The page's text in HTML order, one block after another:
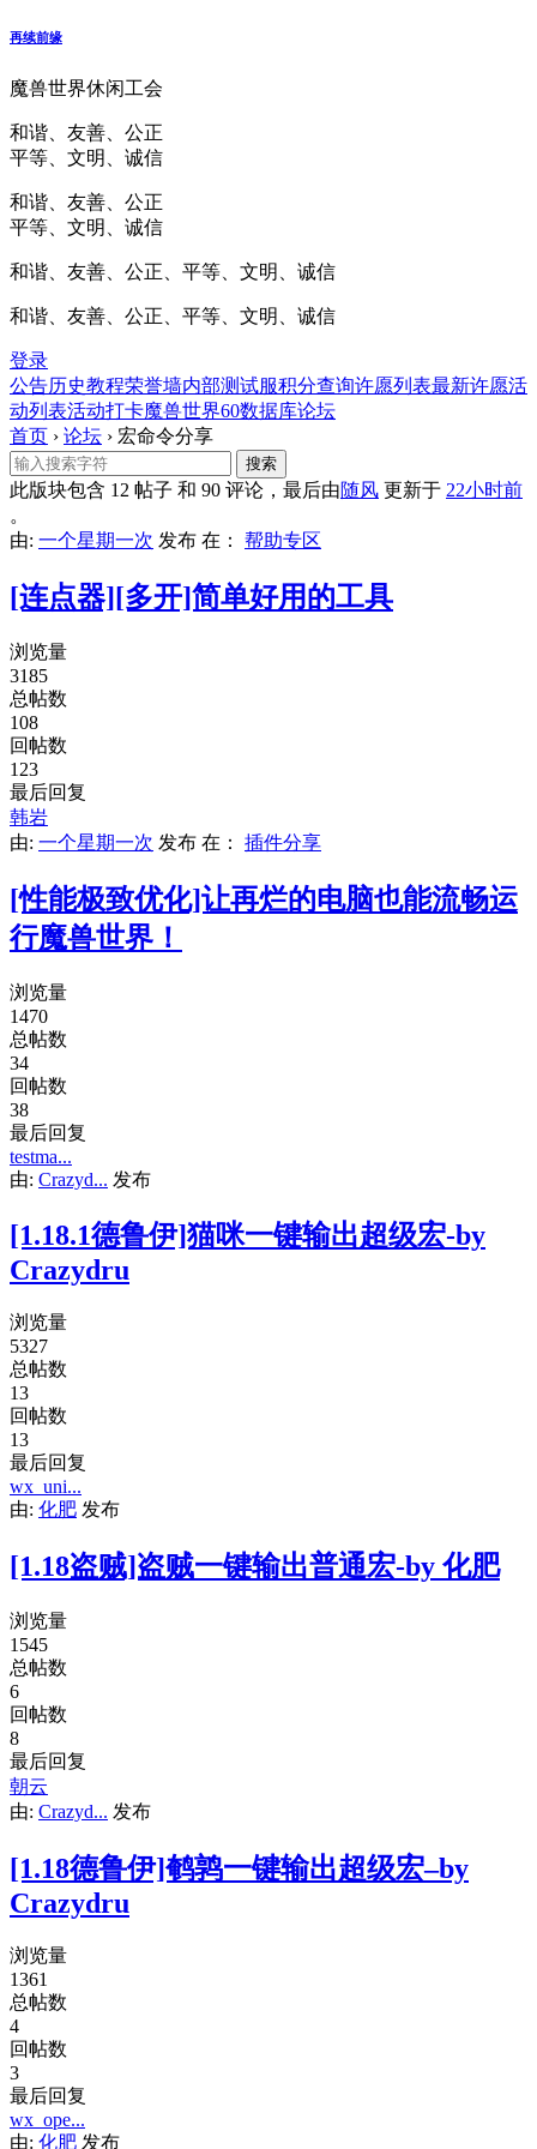
再续前缘
魔兽世界休闲工会
和谐、友善、公正
平等、文明、诚信
和谐、友善、公正
平等、文明、诚信
和谐、友善、公正、平等、文明、诚信
和谐、友善、公正、平等、文明、诚信
登录
公告历史教程荣誉墙内部测试服积分查询许愿列表最新许愿活
动列表活动打卡魔兽世界60数据库论坛
首页 › 论坛 › 宏命令分享
此版块包含 12 帖子 和 90 评论，最后由随风 更新于 22小时前
。
由: 一个星期一次 发布 在： 帮助专区
[连点器][多开]简单好用的工具
浏览量
3185
总帖数
108
回帖数
123
最后回复
韩岩
由: 一个星期一次 发布 在： 插件分享
[性能极致优化]让再烂的电脑也能流畅运
行魔兽世界！
浏览量
1470
总帖数
34
回帖数
38
最后回复
testma...
由: Crazyd... 发布
[1.18.1德鲁伊]猫咪一键输出超级宏-by
Crazydru
浏览量
5327
总帖数
13
回帖数
13
最后回复
wx_uni...
由: 化肥 发布
[1.18盗贼]盗贼一键输出普通宏-by 化肥
浏览量
1545
总帖数
6
回帖数
8
最后回复
朝云
由: Crazyd... 发布
[1.18德鲁伊]鹌鹑一键输出超级宏–by
Crazydru
浏览量
1361
总帖数
4
回帖数
3
最后回复
wx_ope...
由: 化肥 发布